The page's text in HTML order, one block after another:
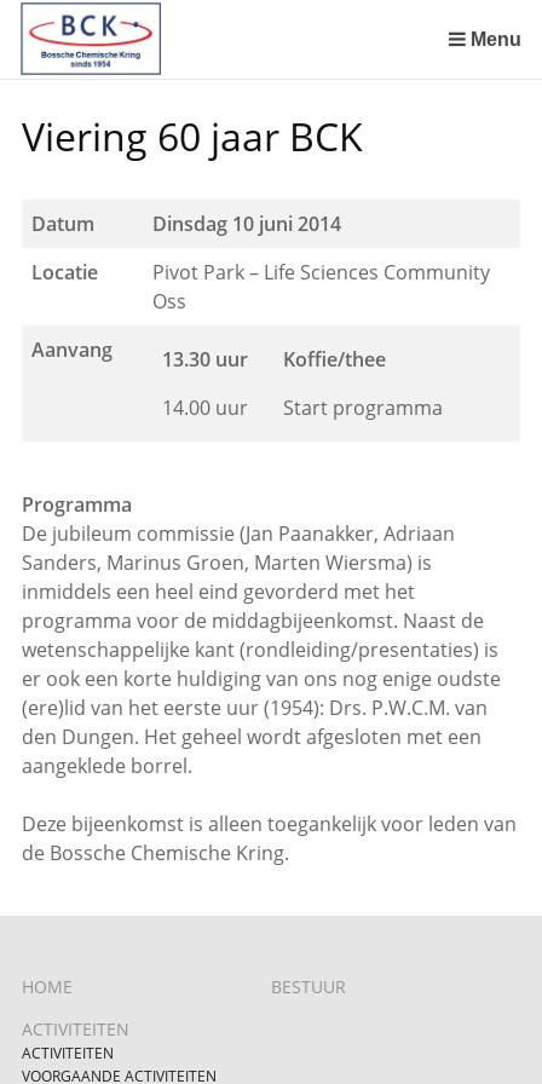
Sla
links
over
naar
de
Spring
het
Menu
Viering 60 jaar BCK
Datum
Dinsdag 10 juni 2014
Locatie
Pivot Park – Life Sciences Community
Oss
Aanvang
13.30 uur
Koffie/thee
14.00 uur
Start programma
Programma
De jubileum commissie (Jan Paanakker, Adriaan
Sanders, Marinus Groen, Marten Wiersma) is
inmiddels een heel eind gevorderd met het
programma voor de middagbijeenkomst. Naast de
wetenschappelijke kant (rondleiding/presentaties) is
er ook een korte huldiging van ons nog enige oudste
(ere)lid van het eerste uur (1954): Drs. P.W.C.M. van
den Dungen. Het geheel wordt afgesloten met een
aangeklede borrel.
Deze bijeenkomst is alleen toegankelijk voor leden van
de Bossche Chemische Kring.
HOME
BESTUUR
ACTIVITEITEN
ACTIVITEITEN
VOORGAANDE ACTIVITEITEN